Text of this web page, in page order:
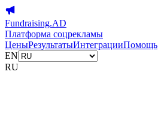
Fundraising.AD
Платформа соцрекламы
ЦеныРезультатыИнтеграцииПомощь
EN
RU